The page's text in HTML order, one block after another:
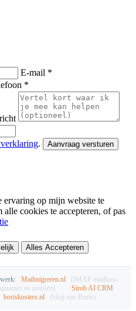
E-mail *
*
. Aanvraag versturen
ervaring op mijn website te
cookies te accepteren, of pas
Alles Accepteren
Mailmigreren.nl
(IMAP mailbox-
en notulen)
Sirob AI CRM
boriskusters.nl (blog van Boris)